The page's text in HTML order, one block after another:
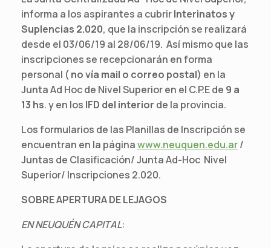
informa a los aspirantes a cubrirInterinatos y
Suplencias 2.020, que la inscripción se realizará
desde el 03/06/19 al 28/06/19. Así mismo que las
inscripciones se recepcionarán en forma
personal (no vía mail o correo postal) en la
Junta Ad Hoc de Nivel Superior en el C.P.E de 9 a
13 hs. y en los IFD del interior de la provincia.
Los formularios de las Planillas de Inscripción se
encuentran en la páginawww.neuquen.edu.ar/
Juntas de Clasificación/ Junta Ad-Hoc Nivel
Superior/ Inscripciones 2.020.
SOBRE APERTURA DE LEJAGOS
EN NEUQUÉN CAPITAL: